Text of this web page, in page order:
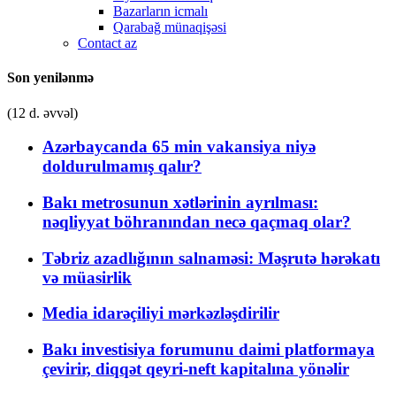
Bazarların icmalı
Qarabağ münaqişəsi
Contact az
Son yenilənmə
(12 d. əvvəl)
Azərbaycanda 65 min vakansiya niyə
doldurulmamış qalır?
Bakı metrosunun xətlərinin ayrılması:
nəqliyyat böhranından necə qaçmaq olar?
Təbriz azadlığının salnaməsi: Məşrutə hərəkatı
və müasirlik
Media idarəçiliyi mərkəzləşdirilir
Bakı investisiya forumunu daimi platformaya
çevirir, diqqət qeyri-neft kapitalına yönəlir